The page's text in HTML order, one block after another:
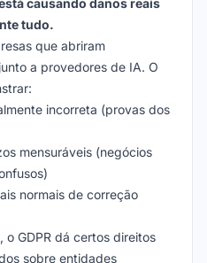
causando danos reais
tudo.
que abriram
a provedores de IA. O
incorreta (provas dos
mensuráveis (negócios
normais de correção
o GDPR dá certos direitos
sobre entidades